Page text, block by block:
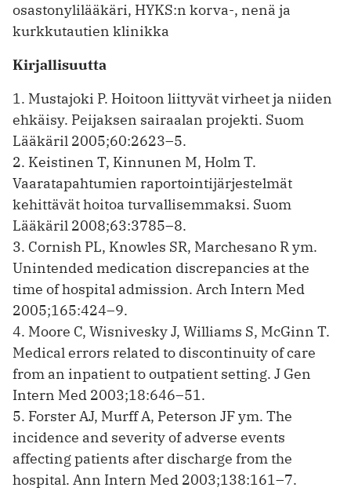
osastonylilääkäri, HYKS:n korva-, nenä ja
kurkkutautien klinikka
Kirjallisuutta
1. Mustajoki P. Hoitoon liittyvät virheet ja niiden
ehkäisy. Peijaksen sairaalan projekti. Suom
Lääkäril 2005;60:2623–5.
2. Keistinen T, Kinnunen M, Holm T.
Vaaratapahtumien raportointi­järjestelmät
kehittävät hoitoa turvallisemmaksi. Suom
Lääkäril 2008;63:3785–8.
3. Cornish PL, Knowles SR, ­Marchesano R ym.
Unintended medication discrepancies at the
time of hospital admission. Arch Intern Med
2005;165:424–9.
4. Moore C, Wisnivesky J, Williams S, McGinn T.
Medical errors related to discontinuity of care
from an inpatient to outpatient setting. J Gen
Intern Med 2003;18:646–51.
5. Forster AJ, Murff A, Peterson JF ym. The
incidence and severity of adverse events
affecting patients after discharge from the
hospital. Ann Intern Med 2003;138:161–7.